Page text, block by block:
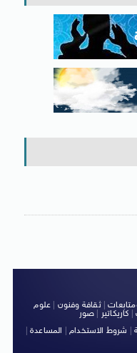
|ثقافة وفنون
علوم
كاريكاتير صور
شروط الاستخدام| المساعدة|